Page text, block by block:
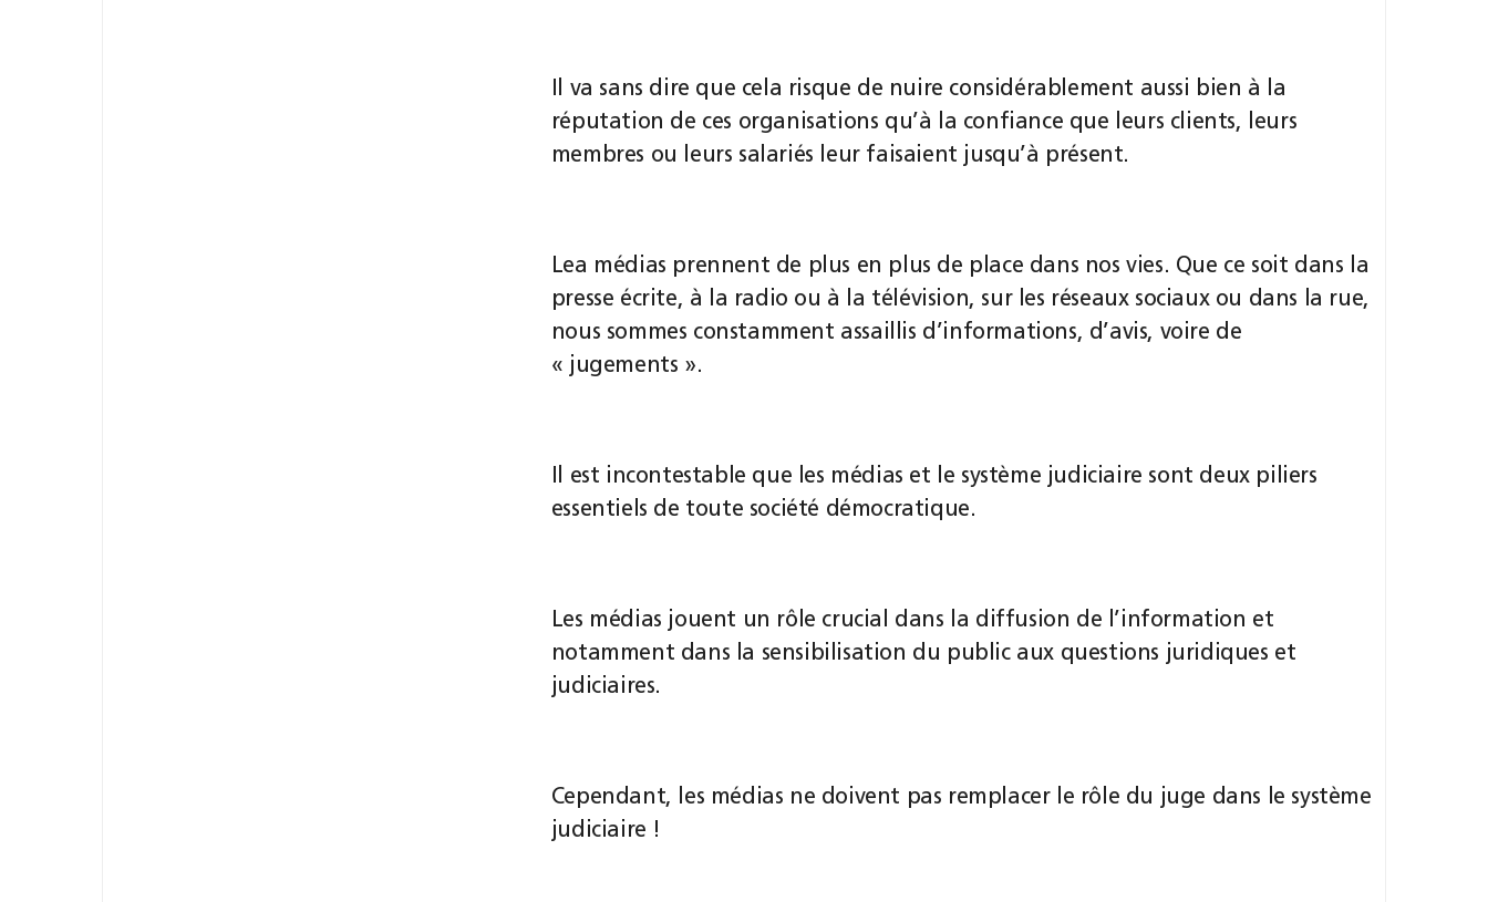
Il va sans dire que cela risque de nuire considérablement aussi bien à la
réputation de ces organisations qu’à la confiance que leurs clients, leurs
membres ou leurs salariés leur faisaient jusqu’à présent.
Lea médias prennent de plus en plus de place dans nos vies. Que ce soit dans la
presse écrite, à la radio ou à la télévision, sur les réseaux sociaux ou dans la rue,
nous sommes constamment assaillis d’informations, d’avis, voire de
« jugements ».
Il est incontestable que les médias et le système judiciaire sont deux piliers
essentiels de toute société démocratique.
Les médias jouent un rôle crucial dans la diffusion de l’information et
notamment dans la sensibilisation du public aux questions juridiques et
judiciaires.
Cependant, les médias ne doivent pas remplacer le rôle du juge dans le système
judiciaire !